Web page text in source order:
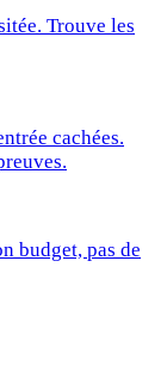
Trouve les
cachées.
budget, pas de